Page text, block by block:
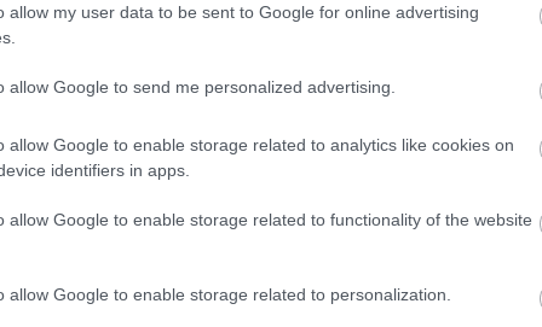
allow my user data to be sent to Google for online advertising
allow Google to send me personalized advertising.
allow Google to enable storage related to analytics like cookies on
identifiers in apps.
allow Google to enable storage related to functionality of the website
allow Google to enable storage related to personalization.
3,3%.
στον κύκλο εργασιών το πρώτο τρίμηνο
2025 είναι:
0,7%.
0,1%.